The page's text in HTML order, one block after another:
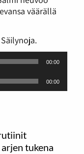
väärällä
00:00
00:00
tukena